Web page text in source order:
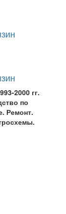
2000 гг.
по
Ремонт.